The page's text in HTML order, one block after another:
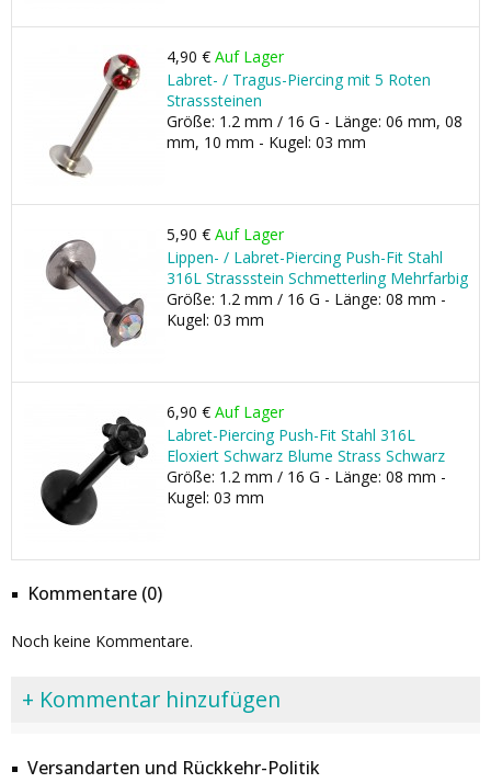
4,90 € Auf Lager
Labret- / Tragus-Piercing mit 5 Roten
Strasssteinen
Größe: 1.2 mm / 16 G - Länge: 06 mm, 08
mm, 10 mm - Kugel: 03 mm
5,90 € Auf Lager
Lippen- / Labret-Piercing Push-Fit Stahl
316L Strassstein Schmetterling Mehrfarbig
Größe: 1.2 mm / 16 G - Länge: 08 mm -
Kugel: 03 mm
6,90 € Auf Lager
Labret-Piercing Push-Fit Stahl 316L
Eloxiert Schwarz Blume Strass Schwarz
Größe: 1.2 mm / 16 G - Länge: 08 mm -
Kugel: 03 mm
Kommentare (0)
Noch keine Kommentare.
+ Kommentar hinzufügen
Versandarten und Rückkehr-Politik